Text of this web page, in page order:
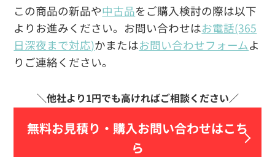
この商品の新品や中古品をご購入検討の際は以下
よりお進みください。お問い合わせはお電話(365
日深夜まで対応)かまたはお問い合わせフォームよ
りご連絡ください。
無料お見積り・ 購入お問い合わせはこち
ら